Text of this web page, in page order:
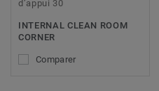
d’appui 30
INTERNAL CLEAN ROOM
CORNER
Comparer